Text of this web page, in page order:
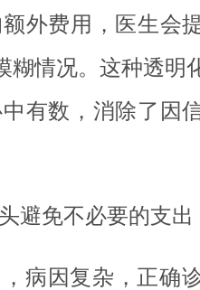
外费用，医生会
糊情况。这种透明
有数，消除了因
避免不必要的支出
病因复杂，正确